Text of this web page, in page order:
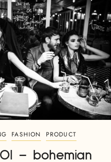
FASHION PRODUCT
– bohemian